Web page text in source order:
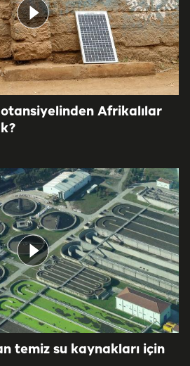
Afrikalılar
temiz su kaynakları için